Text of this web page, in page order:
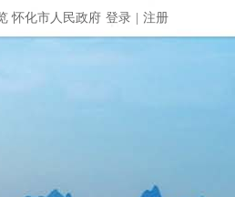
怀化市人民政府 登录 注册